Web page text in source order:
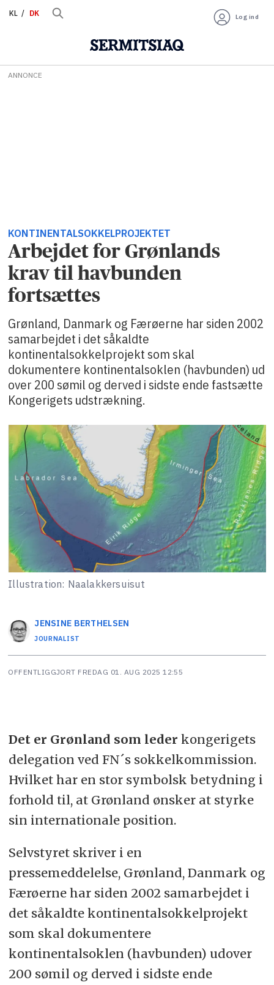
KL DK Log ind
ANNONCE
KONTINENTALSOKKELPROJEKTET
Arbejdet for Grønlands
krav til havbunden
fortsættes
Grønland, Danmark og Færøerne har siden 2002
samarbejdet i det såkaldte
kontinentalsokkelprojekt som skal
dokumentere kontinentalsoklen (havbunden) ud
over 200 sømil og derved i sidste ende fastsætte
Kongerigets udstrækning.
Illustration: Naalakkersuisut
JENSINE BERTHELSEN
JOURNALIST
OFFENTLIGGJORT FREDAG 01. AUG 2025 12:55
Det er Grønland som leder kongerigets
delegation ved FN´s sokkelkommission.
Hvilket har en stor symbolsk betydning i
forhold til, at Grønland ønsker at styrke
sin internationale position.
Selvstyret skriver i en
pressemeddelelse, Grønland, Danmark og
Færøerne har siden 2002 samarbejdet i
det såkaldte kontinentalsokkelprojekt
som skal dokumentere
kontinentalsoklen (havbunden) udover
200 sømil og derved i sidste ende